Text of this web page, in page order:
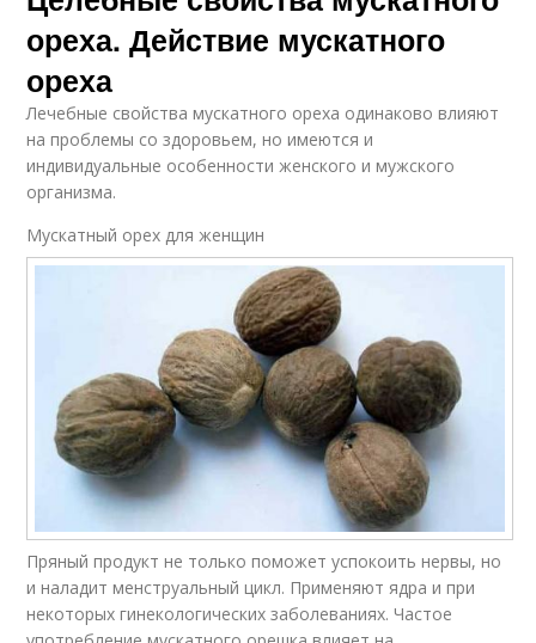
ореха. Действие мускатного
ореха
Лечебные свойства мускатного ореха одинаково влияют
на проблемы со здоровьем, но имеются и
индивидуальные особенности женского и мужского
организма.
Мускатный орех для женщин
Пряный продукт не только поможет успокоить нервы, но
и наладит менструальный цикл. Применяют ядра и при
некоторых гинекологических заболеваниях. Частое